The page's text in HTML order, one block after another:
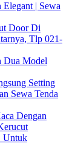
| Sewa
Door Di
Tlp 021-
Dua Model
Setting
Sewa Tenda
Dengan
Untuk